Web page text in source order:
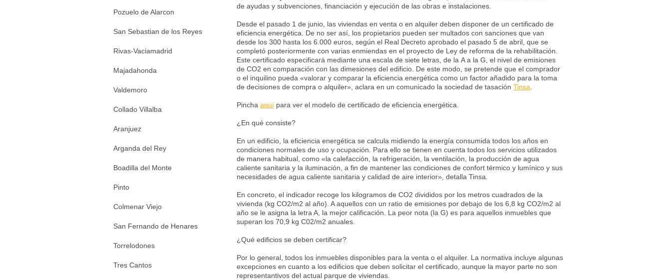
de ayudas y subvenciones, financiación y ejecución de las obras e instalaciones.
Desde el pasado 1 de junio, las viviendas en venta o en alquiler deben disponer de un certificado de
eficiencia energética. De no ser así, los propietarios pueden ser multados con sanciones que van
desde los 300 hasta los 6.000 euros, según el Real Decreto aprobado el pasado 5 de abril, que se
completó posteriormente con varias enmiendas en el proyecto de Ley de reforma de la rehabilitación.
Este certificado especificará mediante una escala de siete letras, de la A a la G, el nivel de emisiones
de CO2 en comparación con las dimesiones del edificio. De este modo, se pretende que el comprador
o el inquilino pueda «valorar y comparar la eficiencia energética como un factor añadido para la toma
de decisiones de compra o alquiler», aclara en un comunicado la sociedad de tasaciónTinsa
Pinchaaquí para ver el modelo de certificado de eficiencia energética.
¿En qué consiste?
En un edificio, la eficiencia energética se calcula midiendo la energía consumida todos los años en
condiciones normales de uso y ocupación. Para ello se tienen en cuenta todos los servicios utilizados
de manera habitual, como «la calefacción, la refrigeración, la ventilación, la producción de agua
caliente sanitaria y la iluminación, a fin de mantener las condiciones de confort térmico y lumínico y sus
necesidades de agua caliente sanitaria y calidad de aire interior», detalla Tinsa.
En concreto, el indicador recoge los kilogramos de CO2 divididos por los metros cuadrados de la
vivienda (kg CO2/m2 al año). A aquellos con un ratio de emisiones por debajo de los 6,8 kg CO2/m2 al
año se le asigna la letra A, la mejor calificación. La peor nota (la G) es para aquellos inmuebles que
superan los 70,9 kg C02/m2 anuales.
¿Qué edificios se deben certificar?
Por lo general, todos los inmuebles disponibles para la venta o el alquiler. La normativa incluye algunas
excepciones en cuanto a los edificios que deben solicitar el certificado, aunque la mayor parte no son
representantivos del actual parque de viviendas.
Pozuelo de Alarcon
San Sebastian de los Reyes
Rivas-Vaciamadrid
Majadahonda
Valdemoro
Collado Villalba
Aranjuez
Arganda del Rey
Boadilla del Monte
Pinto
Colmenar Viejo
San Fernando de Henares
Torrelodones
Tres Cantos